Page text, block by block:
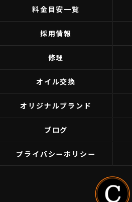
料金目安一覧
採用情報
修理
オイル交換
オリジナルブランド
ブログ
プライバシーポリシー